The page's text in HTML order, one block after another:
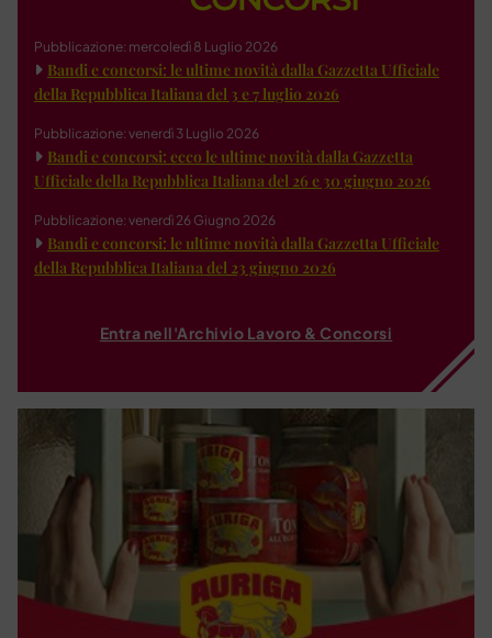
Pubblicazione: mercoledì 8 Luglio 2026
Bandi e concorsi: le ultime novità dalla Gazzetta Ufficiale
della Repubblica Italiana del 3 e 7 luglio 2026
Pubblicazione: venerdì 3 Luglio 2026
Bandi e concorsi: ecco le ultime novità dalla Gazzetta
Ufficiale della Repubblica Italiana del 26 e 30 giugno 2026
Pubblicazione: venerdì 26 Giugno 2026
Bandi e concorsi: le ultime novità dalla Gazzetta Ufficiale
della Repubblica Italiana del 23 giugno 2026
Entra nell'Archivio Lavoro & Concorsi